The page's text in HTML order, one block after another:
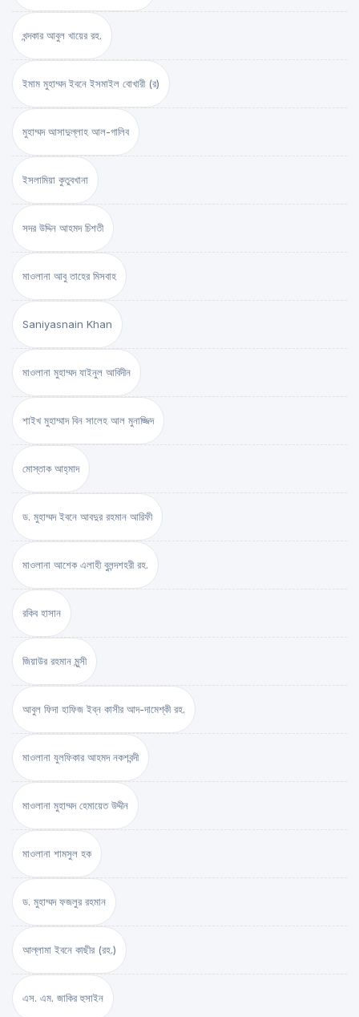
খন্দকার আবুল খায়ের রহ.
ইমাম মুহাম্মদ ইবনে ইসমাইল বোখারী (র)
মুহাম্মদ আসাদুল্লাহ আল-গালিব
ইসলামিয়া কুতুবখানা
সদর উদ্দিন আহমদ চিশতী
মাওলানা আবু তাহের মিসবাহ
Saniyasnain Khan
মাওলানা মুহাম্মদ যাইনুল আবিদীন
শাইখ মুহাম্মাদ বিন সালেহ আল মুনাজ্জিদ
মোস্তাক আহ্‌মাদ
ড. মুহাম্মদ ইবনে আবদুর রহমান আরিফী
মাওলানা আশেক এলাহী বুলন্দশহরী রহ.
রকিব হাসান
জিয়াউর রহমান মুন্সী
আবুল ফিদা হাফিজ ইব্‌ন কাসীর আদ-দামেশ্‌কী রহ.
মাওলানা যুলফিকার আহমদ নকশবন্দী
মাওলানা মুহাম্মদ হেমায়েত উদ্দীন
মাওলানা শামসুল হক
ড. মুহাম্মদ ফজলুর রহমান
আল্লামা ইবনে কাছীর (রহ.)
এস. এম. জাকির হুসাইন